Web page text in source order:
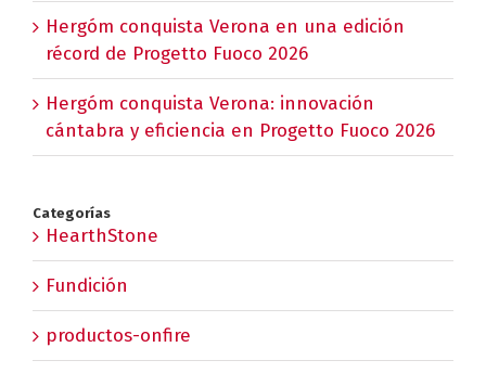
Hergóm conquista Verona en una edición
récord de Progetto Fuoco 2026
Hergóm conquista Verona: innovación
cántabra y eficiencia en Progetto Fuoco 2026
Categorías
HearthStone
Fundición
productos-onfire